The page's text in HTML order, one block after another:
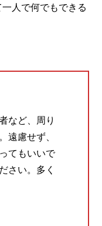
人で何でもできる
など、周り
遠慮せず、
てもいいで
さい。多く